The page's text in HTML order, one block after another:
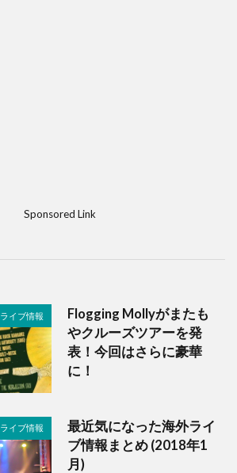
Sponsored Link
ライブ情報
Flogging Mollyがまたも
やクルーズツアーを発
表！今回はさらに豪華
に！
ライブ情報
最近気になった海外ライ
ブ情報まとめ (2018年1
月)